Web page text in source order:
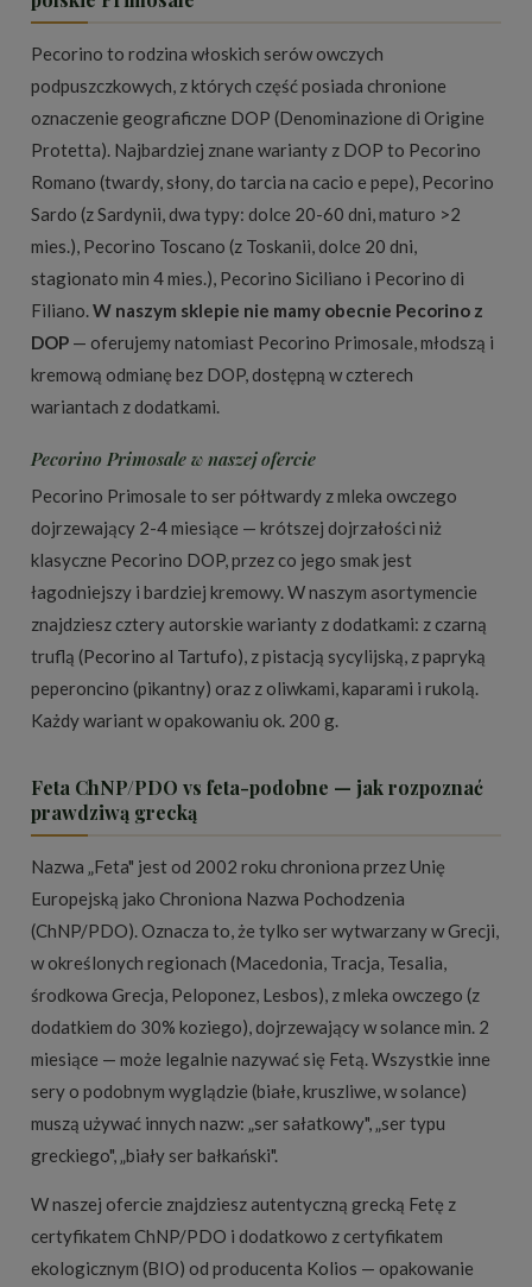
Pecorino to rodzina włoskich serów owczych
podpuszczkowych, z których część posiada chronione
oznaczenie geograficzne DOP (Denominazione di Origine
Protetta). Najbardziej znane warianty z DOP to Pecorino
Romano (twardy, słony, do tarcia na cacio e pepe), Pecorino
Sardo (z Sardynii, dwa typy: dolce 20-60 dni, maturo >2
mies.), Pecorino Toscano (z Toskanii, dolce 20 dni,
stagionato min 4 mies.), Pecorino Siciliano i Pecorino di
Filiano.W naszym sklepie nie mamy obecnie Pecorino z
DOP — oferujemy natomiast Pecorino Primosale, młodszą i
kremową odmianę bez DOP, dostępną w czterech
wariantach z dodatkami.
Pecorino Primosale w naszej ofercie
Pecorino Primosale to ser półtwardy z mleka owczego
dojrzewający 2-4 miesiące — krótszej dojrzałości niż
klasyczne Pecorino DOP, przez co jego smak jest
łagodniejszy i bardziej kremowy. W naszym asortymencie
znajdziesz cztery autorskie warianty z dodatkami: z czarną
truflą (Pecorino al Tartufo), z pistacją sycylijską, z papryką
peperoncino (pikantny) oraz z oliwkami, kaparami i rukolą.
Każdy wariant w opakowaniu ok. 200 g.
Feta ChNP/PDO vs feta-podobne — jak rozpoznać
prawdziwą grecką
Nazwa „Feta" jest od 2002 roku chroniona przez Unię
Europejską jako Chroniona Nazwa Pochodzenia
(ChNP/PDO). Oznacza to, że tylko ser wytwarzany w Grecji,
w określonych regionach (Macedonia, Tracja, Tesalia,
środkowa Grecja, Peloponez, Lesbos), z mleka owczego (z
dodatkiem do 30% koziego), dojrzewający w solance min. 2
miesiące — może legalnie nazywać się Fetą. Wszystkie inne
sery o podobnym wyglądzie (białe, kruszliwe, w solance)
muszą używać innych nazw: „ser sałatkowy", „ser typu
greckiego", „biały ser bałkański".
W naszej ofercie znajdziesz autentyczną grecką Fetę z
certyfikatem ChNP/PDO i dodatkowo z certyfikatem
ekologicznym (BIO) od producenta Kolios — opakowanie